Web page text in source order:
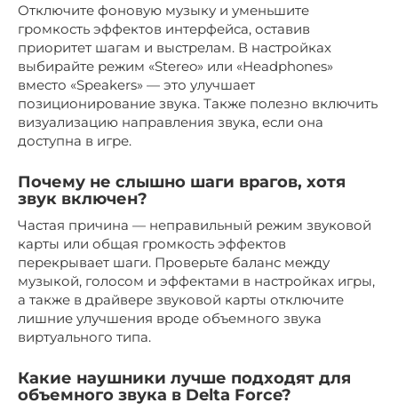
Отключите фоновую музыку и уменьшите
громкость эффектов интерфейса, оставив
приоритет шагам и выстрелам. В настройках
выбирайте режим «Stereo» или «Headphones»
вместо «Speakers» — это улучшает
позиционирование звука. Также полезно включить
визуализацию направления звука, если она
доступна в игре.
Почему не слышно шаги врагов, хотя
звук включен?
Частая причина — неправильный режим звуковой
карты или общая громкость эффектов
перекрывает шаги. Проверьте баланс между
музыкой, голосом и эффектами в настройках игры,
а также в драйвере звуковой карты отключите
лишние улучшения вроде объемного звука
виртуального типа.
Какие наушники лучше подходят для
объемного звука в Delta Force?